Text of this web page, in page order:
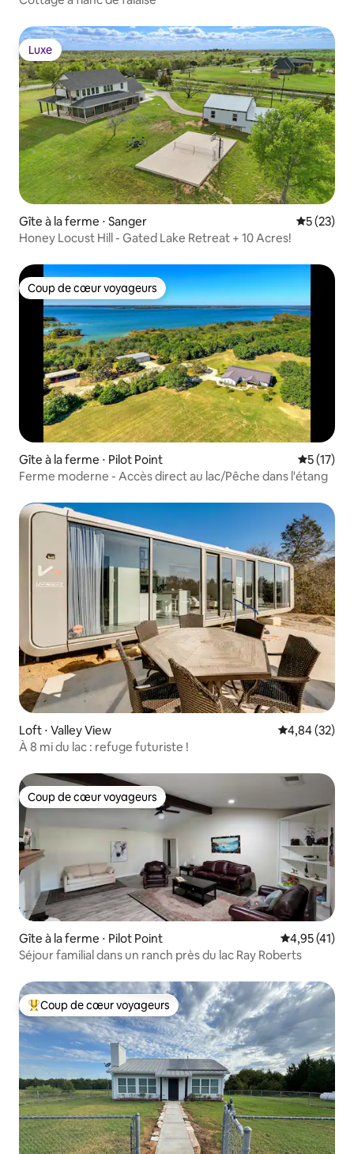
Luxe
Luxe
Gîte à la ferme ⋅ Sanger
5 (23)
Honey Locust Hill - Gated Lake Retreat + 10 Acres!
Coup de cœur voyageurs
Coup de cœur voyageurs
Gîte à la ferme ⋅ Pilot Point
5 (17)
Ferme moderne - Accès direct au lac/Pêche dans l'étang
Loft ⋅ Valley View Évaluation
4,84 (32)
À 8 mi du lac : refuge futuriste !
Coup de cœur voyageurs
Coup de cœur voyageurs
Gîte à la ferme ⋅ Pilot Point Évaluation
4,95 (41)
Séjour familial dans un ranch près du lac Ray Roberts
Coups de cœur voyageurs les plus appréciés
Coup de cœur voyageurs